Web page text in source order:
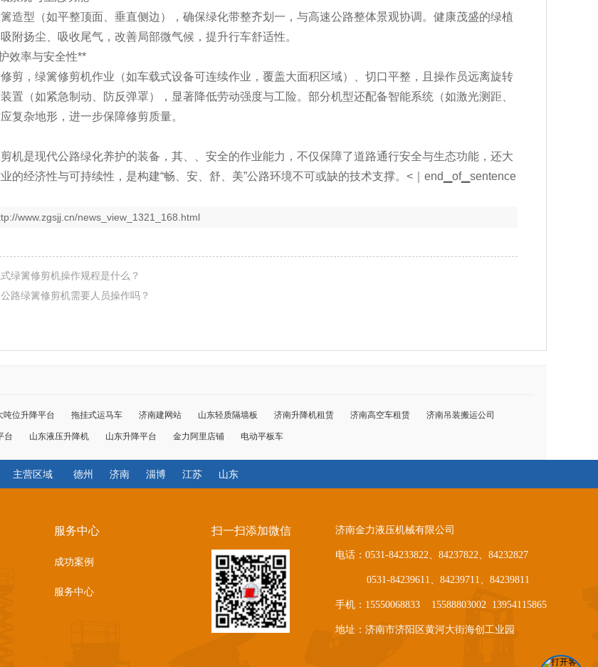
造型（如平整顶面、垂直侧边），确保绿化带整齐划一，与高速公路整体景观协调。健康茂盛的绿植
附扬尘、吸收尾气，改善局部微气候，提升行车舒适性。
效率与安全性**
剪，绿篱修剪机作业（如车载式设备可连续作业，覆盖大面积区域）、切口平整，且操作员远离旋转
置（如紧急制动、防反弹罩），显著降低劳动强度与工险。部分机型还配备智能系统（如激光测距、
复杂地形，进一步保障修剪质量。
机是现代公路绿化养护的装备，其、、安全的作业能力，不仅保障了道路通行安全与生态功能，还大
的经济性与可持续性，是构建“畅、安、舒、美”公路环境不可或缺的技术支撑。<｜end▁of▁sentence
www.zgsjj.cn/news_view_1321_168.html
绿篱修剪机操作规程是什么？
路绿篱修剪机需要人员操作吗？
吨位升降平台 拖挂式运马车 济南建网站 山东轻质隔墙板 济南升降机租赁 济南高空车租赁 济南吊装搬运公司
台 山东液压升降机 山东升降平台 金力阿里店铺 电动平板车
主营区域 德州 济南 淄博 江苏 山东
服务中心
成功案例
服务中心
扫一扫添加微信 济南金力液压机械有限公司
电话：0531-84233822、84237822、84232827
0531-84239611、84239711、84239811
手机：15550068833 15588803002 13954115865
地址：济南市济阳区黄河大街海创工业园